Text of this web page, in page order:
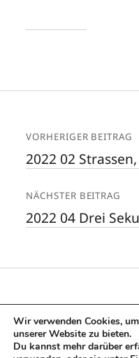
VORHERIGER BEITRAG
2022 02
NÄCHSTER BEITRAG
2022 04 Drei
Wir verwenden Cookies,
unserer Website zu bieten.
Du kannst mehr darüber